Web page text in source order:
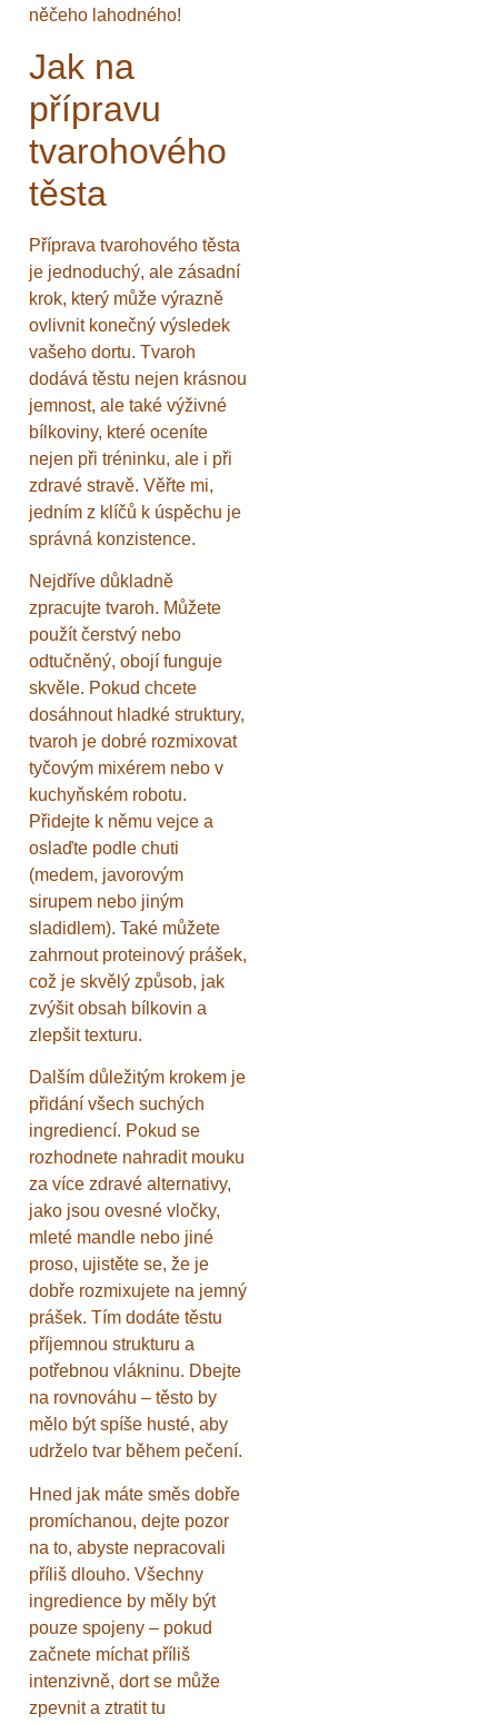
něčeho lahodného!
Jak na
přípravu
tvarohového
těsta
Příprava tvarohového těsta
je jednoduchý, ale zásadní
krok, který může výrazně
ovlivnit konečný výsledek
vašeho dortu. Tvaroh
dodává těstu nejen krásnou
jemnost, ale také výživné
bílkoviny, které oceníte
nejen při tréninku, ale i při
zdravé stravě. Věřte mi,
jedním z klíčů k úspěchu je
správná konzistence.
Nejdříve důkladně
zpracujte tvaroh. Můžete
použít čerstvý nebo
odtučněný, obojí funguje
skvěle. Pokud chcete
dosáhnout hladké struktury,
tvaroh je dobré rozmixovat
tyčovým mixérem nebo v
kuchyňském robotu.
Přidejte k němu vejce a
oslaďte podle chuti
(medem, javorovým
sirupem nebo jiným
sladidlem). Také můžete
zahrnout proteinový prášek,
což je skvělý způsob, jak
zvýšit obsah bílkovin a
zlepšit texturu.
Dalším důležitým krokem je
přidání všech suchých
ingrediencí. Pokud se
rozhodnete nahradit mouku
za více zdravé alternativy,
jako jsou ovesné vločky,
mleté mandle nebo jiné
proso, ujistěte se, že je
dobře rozmixujete na jemný
prášek. Tím dodáte těstu
příjemnou strukturu a
potřebnou vlákninu. Dbejte
na rovnováhu – těsto by
mělo být spíše husté, aby
udrželo tvar během pečení.
Hned jak máte směs dobře
promíchanou, dejte pozor
na to, abyste nepracovali
příliš dlouho. Všechny
ingredience by měly být
pouze spojeny – pokud
začnete míchat příliš
intenzivně, dort se může
zpevnit a ztratit tu